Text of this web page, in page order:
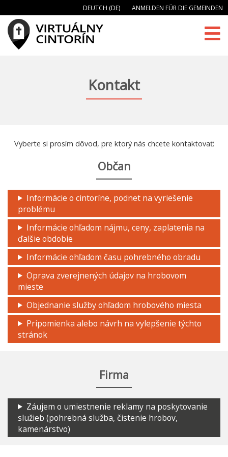
DEUTCH (DE) ANMELDEN FÜR DIE GEMEINDEN
Kontakt
Vyberte si prosím dôvod, pre ktorý nás chcete kontaktovať:
Občan
Informácie o cintoríne, podnet na vyriešenie
problému
Informácie ohľadom nájmu, ceny, zaplatenia na
ďalšie obdobie
Informácie ohľadom času pohrebného obradu
Oprava zverejnených údajov na hrobovom
mieste
Objednanie služby ohľadom hrobového miesta
Pripomienka alebo návrh na vylepšenie týchto
stránok
Firma
Záujem o umiestnenie reklamy na poskytovanie
služieb (pohrebná služba, čistenie hrobov,
kamenárstvo)